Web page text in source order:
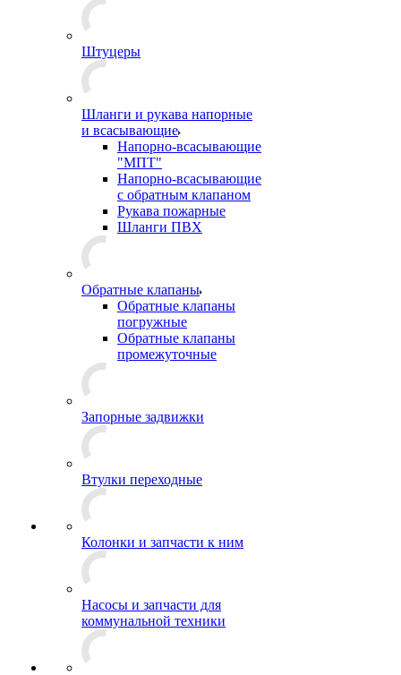
Штуцеры
Шланги и рукава напорные
и всасывающие
Напорно-всасывающие
"МПТ"
Напорно-всасывающие
с обратным клапаном
Рукава пожарные
Шланги ПВХ
Обратные клапаны
Обратные клапаны
погружные
Обратные клапаны
промежуточные
Запорные задвижки
Втулки переходные
Колонки и запчасти к ним
Насосы и запчасти для
коммунальной техники